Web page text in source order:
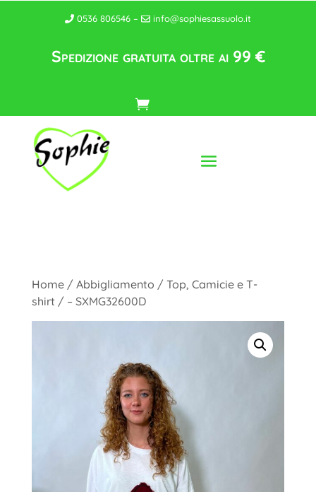
0536 806546 – info@sophiesassuolo.it
Spedizione gratuita oltre ai 99 €
Home/ Abbigliamento / Top, Camicie e T-
shirt / – SXMG32600D